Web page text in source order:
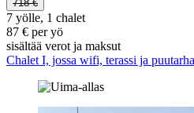
718 €
7 yölle, 1 chalet
87 € per yö
sisältää verot ja maksut
Chalet I, jossa wifi, terassi ja